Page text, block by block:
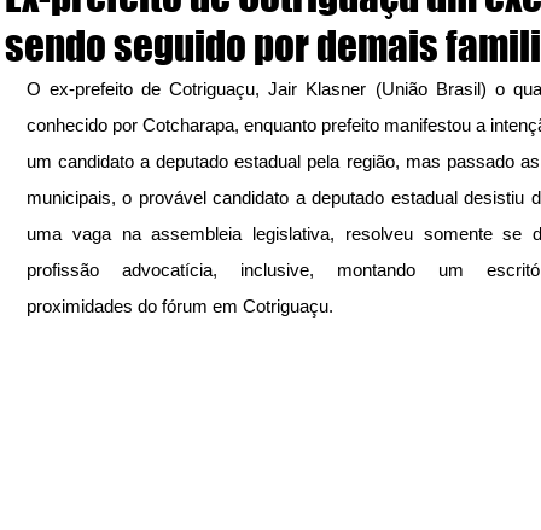
sendo seguido por demais
O ex-prefeito de Cotriguaçu, Jair Klasner (União Brasil) o
conhecido por Cotcharapa, enquanto prefeito manifestou a
um candidato a deputado estadual pela região, mas passado
municipais, o provável candidato a deputado estadual desistiu
uma vaga na assembleia legislativa, resolveu somente se
profissão advocatícia, inclusive, montando um
proximidades do fórum em Cotriguaçu.